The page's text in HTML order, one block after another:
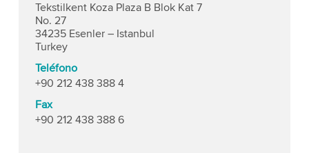
Tekstilkent Koza Plaza B Blok Kat 7
No. 27
34235 Esenler – Istanbul
Turkey
Teléfono
+90 212 438 388 4
Fax
+90 212 438 388 6